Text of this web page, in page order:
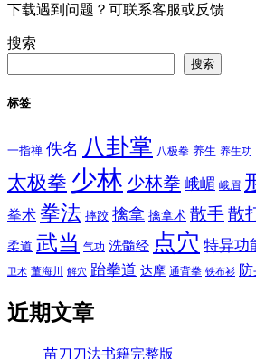
下载遇到问题？可联系客服或反馈
搜索
搜索
标签
一指禅 佚名 八卦掌 八极拳 养生 养生功
太极拳 少林 少林拳 峨嵋 峨眉
拳术 拳法 摔跤 擒拿 擒拿术 散手散
柔道 武当 气功 洗髓经 点穴 特异功
卫术 董海川 解穴 跆拳道 达摩 通背拳 铁布衫
近期文章
苗刀刀法书籍完整版